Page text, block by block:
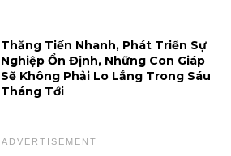
Thăng Tiến Nhanh, Phát Triển Sự
Nghiệp Ổn Định, Những Con Giáp
Sẽ Không Phải Lo Lắng Trong Sáu
Tháng Tới